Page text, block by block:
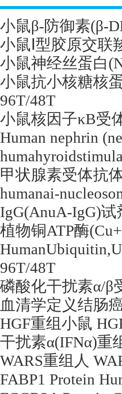
小鼠β-防御素(β-
小鼠Ⅰ型胶原交联
小鼠神经丝蛋白
小鼠抗小核糖核
96T/48T
小鼠核因子κB受
Human nephrin
甲状腺素受体抗
humanai-
IgG(AnuA-IgG)试
植物铜ATP酶
96T/48T
磷酸化干扰素α/β
血清学定义结肠
HGF重组小鼠
干扰素α(IFNα)重
WARS重组人
FABP1 Protein